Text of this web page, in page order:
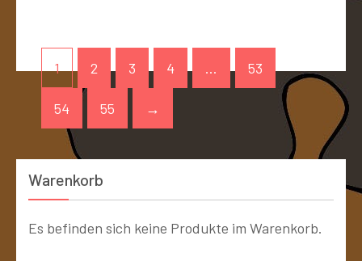
1 2 3 4 … 53
54 55 →
Warenkorb
Es befinden sich keine Produkte im Warenkorb.